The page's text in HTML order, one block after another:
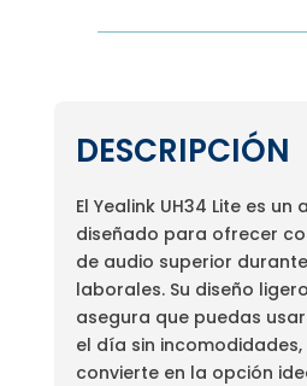
DESCRIPCIÓN
El Yealink UH34 Lite es un
diseñado para ofrecer
de audio superior
laborales. Su diseño
asegura que puedas
el día sin
convierte en la opción